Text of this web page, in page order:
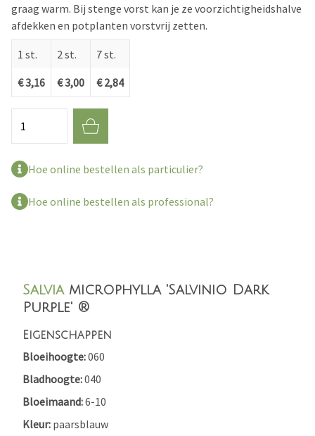
graag warm. Bij stenge vorst kan je ze voorzichtigheidshalve
afdekken en potplanten vorstvrij zetten.
1 st.
€ 3,16
2 st.
€ 3,00
7 st.
€ 2,84
Hoe online bestellen als particulier?
Hoe online bestellen als professional?
Salviamicrophylla 'Salvinio Dark
Purple' ®
Eigenschappen
Bloeihoogte 060
Bladhoogte 040
Bloeimaand 6-10
Kleur paarsblauw